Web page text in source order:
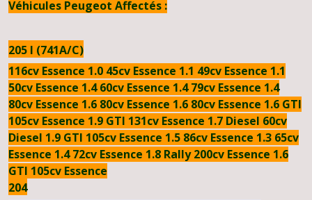
Véhicules Peugeot Affectés :
205 I (741A/C)
116cv Essence 1.0 45cv Essence 1.1 49cv Essence 1.1
50cv Essence 1.4 60cv Essence 1.4 79cv Essence 1.4
80cv Essence 1.6 80cv Essence 1.6 80cv Essence 1.6 GTI
105cv Essence 1.9 GTI 131cv Essence 1.7 Diesel 60cv
Diesel 1.9 GTI 105cv Essence 1.5 86cv Essence 1.3 65cv
Essence 1.4 72cv Essence 1.8 Rally 200cv Essence 1.6
GTI 105cv Essence
204